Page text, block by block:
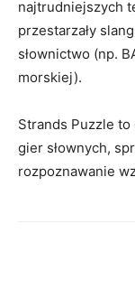
najtrudniejszych
przestarzały
słownictwo (np.
morskiej).
Strands Puzzle
gier słownych,
rozpoznawanie